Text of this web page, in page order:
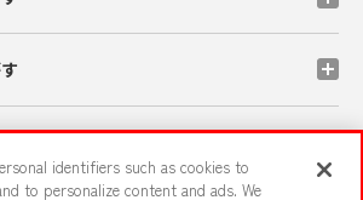
identifiers such as cookies to
to personalize content and ads. We